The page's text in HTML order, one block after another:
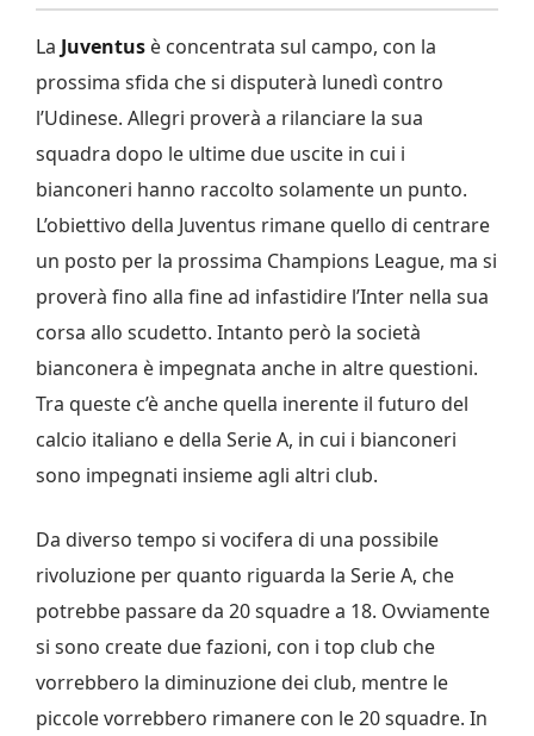
La Juventus è concentrata sul campo, con la
prossima sfida che si disputerà lunedì contro
l’Udinese. Allegri proverà a rilanciare la sua
squadra dopo le ultime due uscite in cui i
bianconeri hanno raccolto solamente un punto.
L’obiettivo della Juventus rimane quello di centrare
un posto per la prossima Champions League, ma si
proverà fino alla fine ad infastidire l’Inter nella sua
corsa allo scudetto. Intanto però la società
bianconera è impegnata anche in altre questioni.
Tra queste c’è anche quella inerente il futuro del
calcio italiano e della Serie A, in cui i bianconeri
sono impegnati insieme agli altri club.
Da diverso tempo si vocifera di una possibile
rivoluzione per quanto riguarda la Serie A, che
potrebbe passare da 20 squadre a 18. Ovviamente
si sono create due fazioni, con i top club che
vorrebbero la diminuzione dei club, mentre le
piccole vorrebbero rimanere con le 20 squadre. In